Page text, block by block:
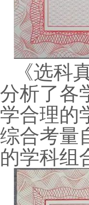
《选科
分析了各
学合理的
综合考量
的学科组